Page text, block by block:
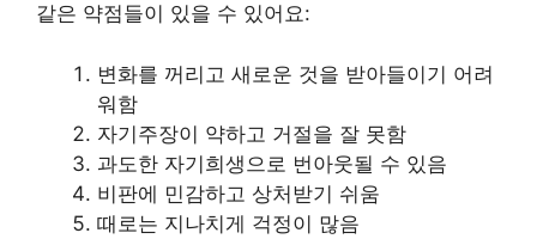
같은 약점들이 있을 수 있어요:
변화를 꺼리고 새로운 것을 받아들이기 어려
워함
자기주장이 약하고 거절을 잘 못함
과도한 자기희생으로 번아웃될 수 있음
비판에 민감하고 상처받기 쉬움
때로는 지나치게 걱정이 많음